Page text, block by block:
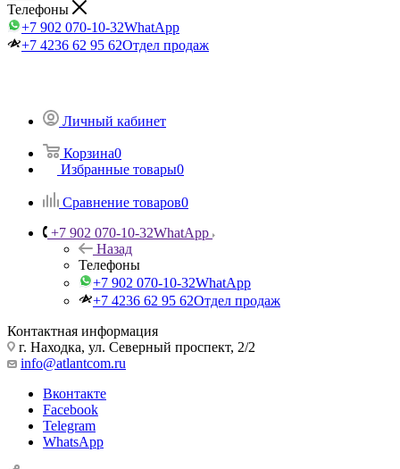
Телефоны
+7 902 070-10-32WhatApp
+7 4236 62 95 62Отдел продаж
Личный кабинет
Корзина0
Избранные товары0
Сравнение товаров0
+7 902 070-10-32WhatApp
Назад
Телефоны
+7 902 070-10-32WhatApp
+7 4236 62 95 62Отдел продаж
Контактная информация
г. Находка, ул. Северный проспект, 2/2
info@atlantcom.ru
Вконтакте
Facebook
Telegram
WhatsApp